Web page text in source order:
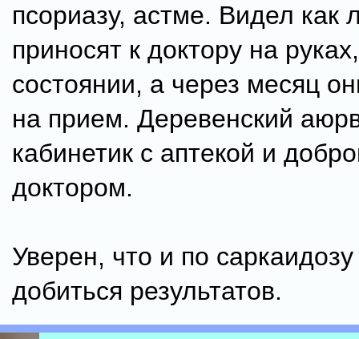
псориазу, астме. Видел как
приносят к доктору на
состоянии, а через месяц
на прием. Деревенский
кабинетик с аптекой и
доктором.
Уверен, что и по
добиться результатов.